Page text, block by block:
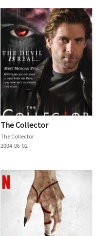
The Collector
The Collector
2004-06-02